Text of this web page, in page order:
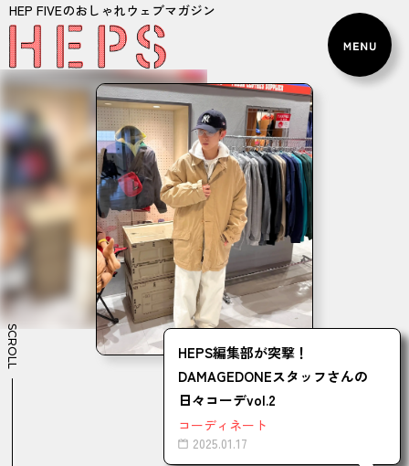
HEP FIVEのおしゃれウェブマガジン
HEPS編集部が突撃！
DAMAGEDONEスタッフさんの
日々コーデvol.2
コーディネート
2025.01.17
SCROLL